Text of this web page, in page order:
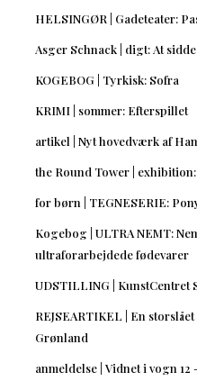
HELSINGØR | Gadeteater:
Asger Schnack | digt: At
KOGEBOG | Tyrkisk: Sofra
KRIMI | sommer: Efterspillet
artikel | Nyt hovedværk af
the Round Tower | exhibition:
for børn | TEGNESERIE:
Kogebog | ULTRA NEMT:
ultraforarbejdede fødevarer
UDSTILLING | KunstCentret
REJSEARTIKEL | En
Grønland
anmeldelse | Vidnet i vogn